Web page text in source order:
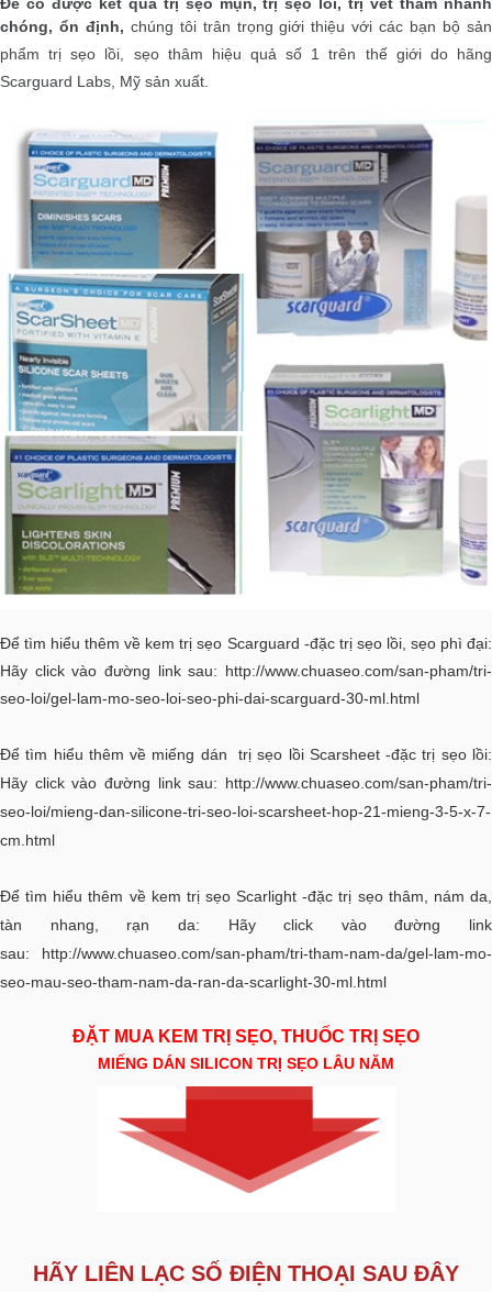
chóng, ổn định, chúng tôi trân trọng giới thiệu với các bạn bộ sản
phẩm trị sẹo lồi, sẹo thâm hiệu quả số 1 trên thế giới do hãng
Scarguard Labs, Mỹ sản xuất.
Để tìm hiểu thêm về kem trị sẹo Scarguard -đặc trị sẹo lồi, sẹo phì đại:
Hãy click vào đường link sau: http://www.chuaseo.com/san-pham/tri-
seo-loi/gel-lam-mo-seo-loi-seo-phi-dai-scarguard-30-ml.html
Để tìm hiểu thêm về miếng dán trị sẹo lồi Scarsheet -đặc trị sẹo lồi:
Hãy click vào đường link sau: http://www.chuaseo.com/san-pham/tri-
seo-loi/mieng-dan-silicone-tri-seo-loi-scarsheet-hop-21-mieng-3-5-x-7-
cm.html
Để tìm hiểu thêm về kem trị sẹo Scarlight -đặc trị sẹo thâm, nám da,
tàn nhang, rạn da: Hãy click vào đường link
sau:
http://www.chuaseo.com/san-pham/tri-tham-nam-da/gel-lam-mo-
seo-mau-seo-tham-nam-da-ran-da-scarlight-30-ml.html
ĐẶT MUA KEM TRỊ SẸO, THUỐC TRỊ SẸO
MIẾNG DÁN SILICON TRỊ SẸO LÂU NĂM
HÃY LIÊN LẠC SỐ ĐIỆN THOẠI SAU ĐÂY